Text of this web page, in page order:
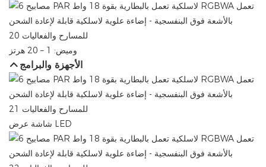
وميض: 1 – 20 هرتز
الأجهزة والبرامج
شاشة عرض LED